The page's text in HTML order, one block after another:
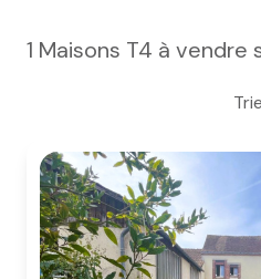
e-mail
notre
agence
1 Maisons T4 à vendre